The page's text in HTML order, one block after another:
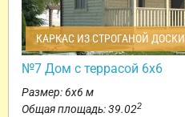
КАРКАС ИЗ СТРОГАНОЙ ДОСКИ
№7 Дом с террасой 6х6
Размер: 6х6 м
Общая площадь: 39.022